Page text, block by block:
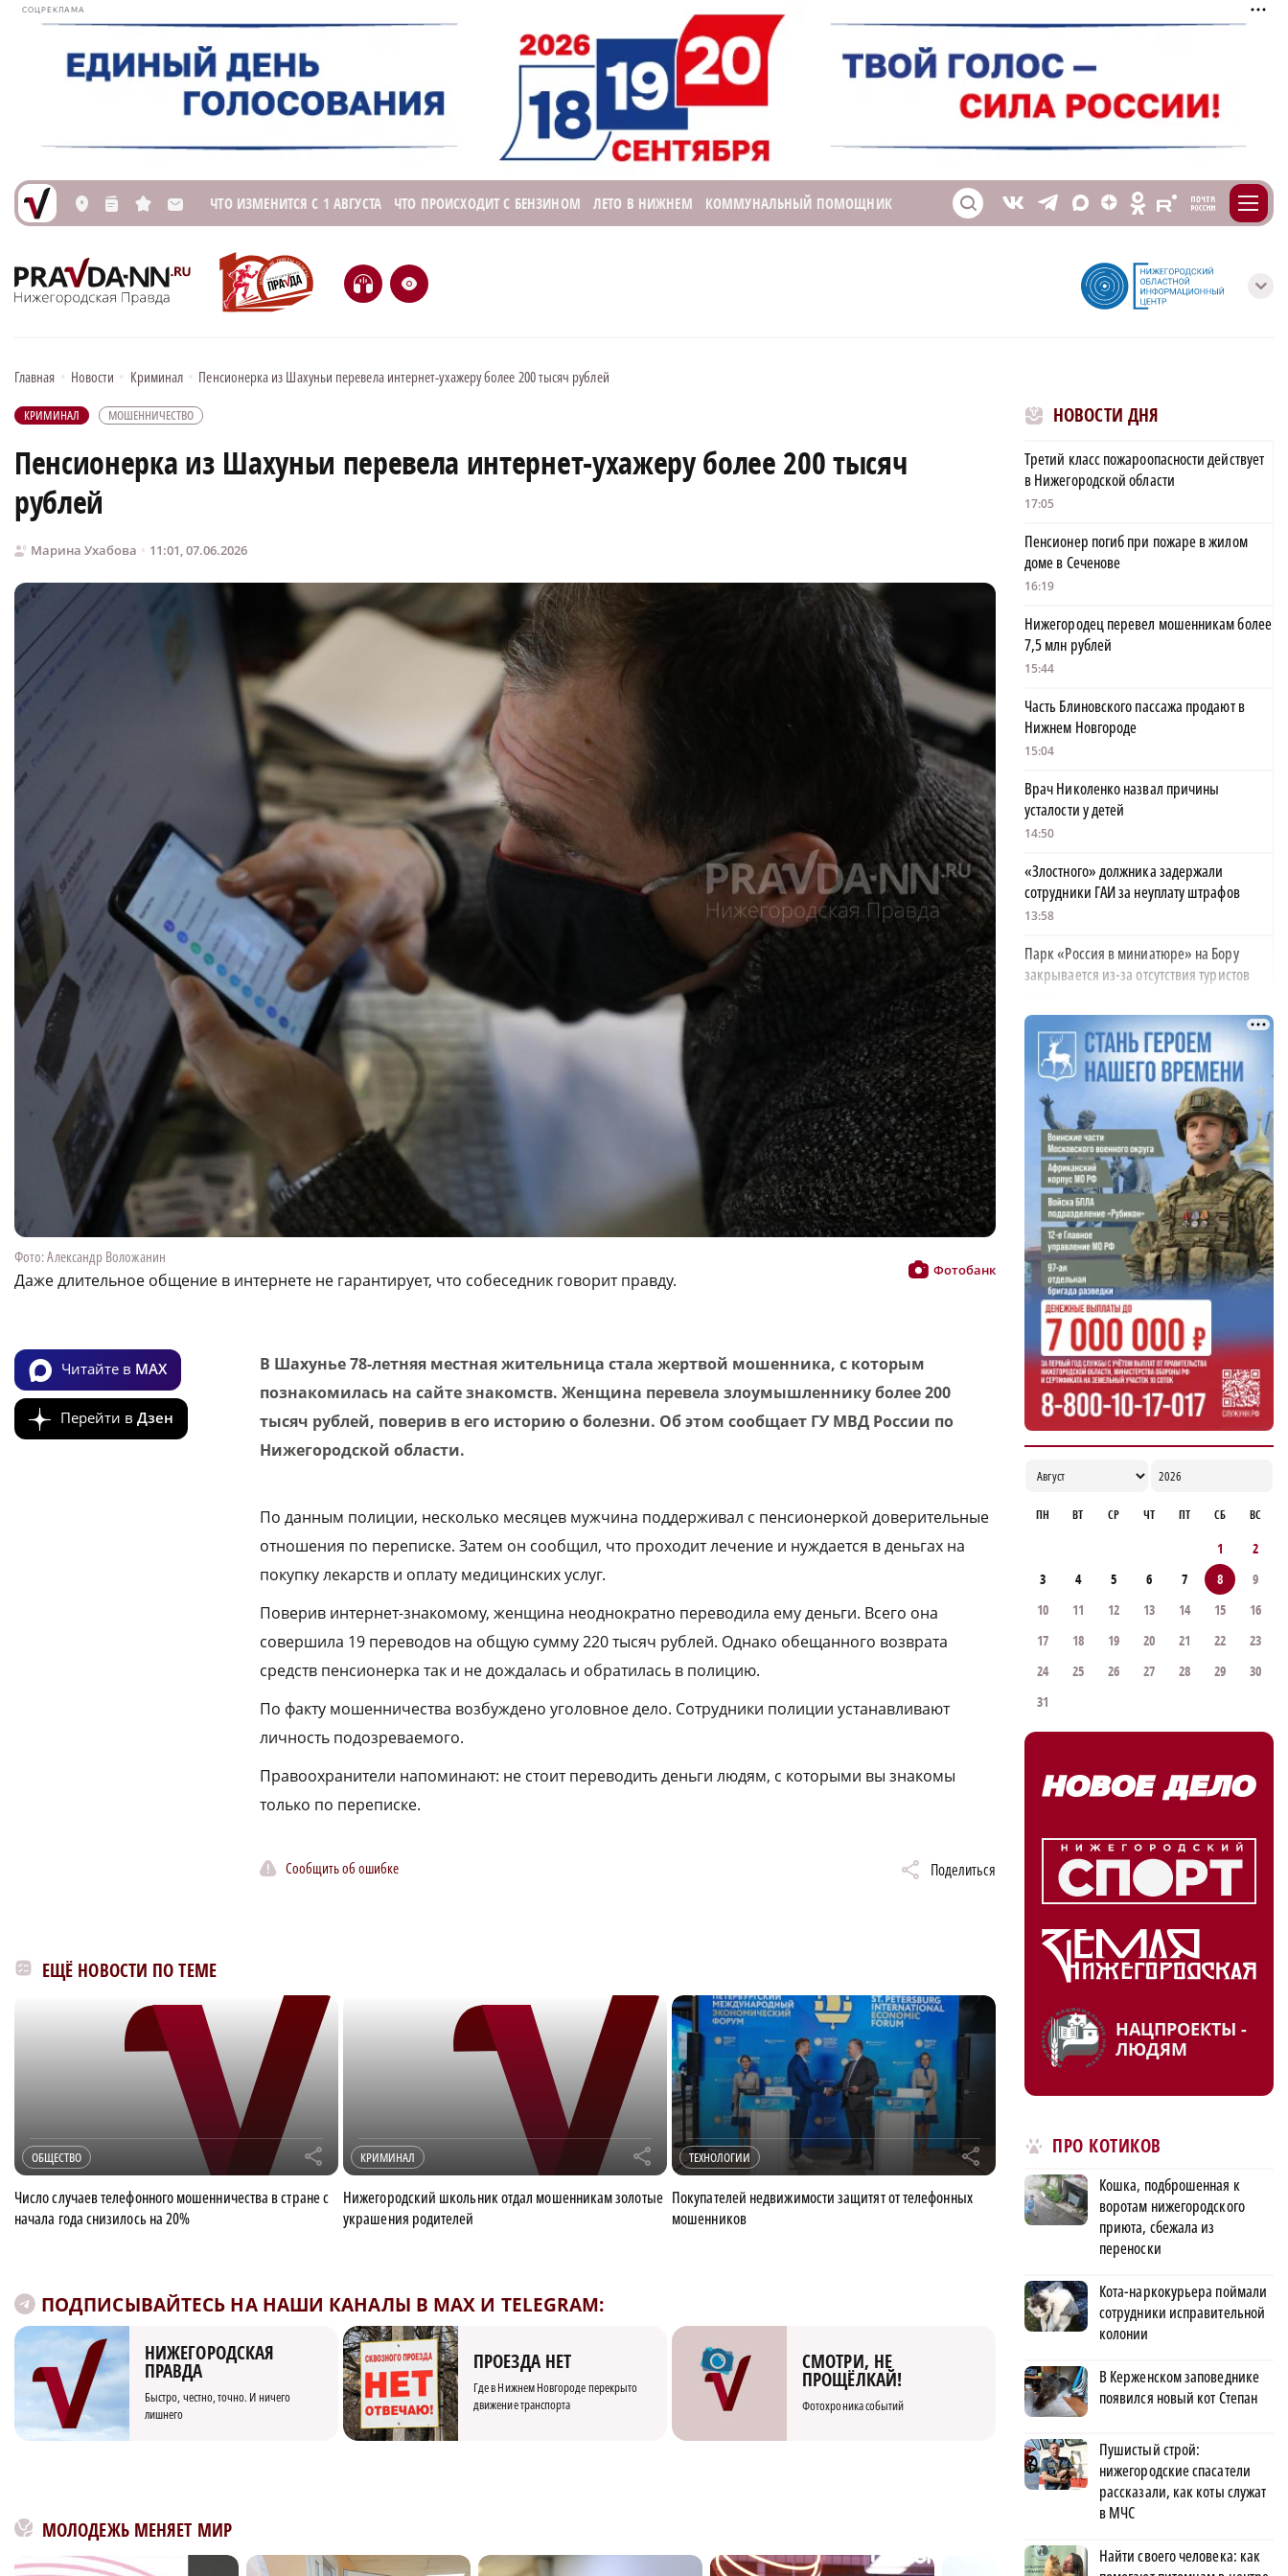
СОЦРЕКЛАМА
L n s M ЧТО ИЗМЕНИТСЯ С 1 АВГУСТА ЧТО ПРОИСХОДИТ С БЕНЗИНОМ ЛЕТО В НИЖНЕМ КОММУНАЛЬНЫЙ ПОМОЩНИК S V T X Z O E m
H e с
Главная • Новости • Криминал • Пенсионерка из Шахуньи перевела интернет-ухажеру более 200 тысяч рублей
КРИМИНАЛ МОШЕННИЧЕСТВО
Пенсионерка из Шахуньи перевела интернет-ухажеру более 200 тысяч
рублей
Марина Ухабова 11:01, 07.06.2026
Фото: Александр Воложанин
Даже длительное общение в интернете не гарантирует, что собеседник говорит правду. Фотобанк
Читайте в MAX
Перейти в Дзен
В Шахунье 78-летняя местная жительница стала жертвой мошенника, с которым
познакомилась на сайте знакомств. Женщина перевела злоумышленнику более 200
тысяч рублей, поверив в его историю о болезни. Об этом сообщает ГУ МВД России по
Нижегородской области.
По данным полиции, несколько месяцев мужчина поддерживал с пенсионеркой доверительные
отношения по переписке. Затем он сообщил, что проходит лечение и нуждается в деньгах на
покупку лекарств и оплату медицинских услуг.
Поверив интернет-знакомому, женщина неоднократно переводила ему деньги. Всего она
совершила 19 переводов на общую сумму 220 тысяч рублей. Однако обещанного возврата
средств пенсионерка так и не дождалась и обратилась в полицию.
По факту мошенничества возбуждено уголовное дело. Сотрудники полиции устанавливают
личность подозреваемого.
Правоохранители напоминают: не стоит переводить деньги людям, с которыми вы знакомы
только по переписке.
Сообщить об ошибке Поделиться
ЕЩЁ НОВОСТИ ПО ТЕМЕ
ОБЩЕСТВО r
Число случаев телефонного мошенничества в стране с
начала года снизилось на 20%
КРИМИНАЛ r
Нижегородский школьник отдал мошенникам золотые
украшения родителей
ТЕХНОЛОГИИ r
Покупателей недвижимости защитят от телефонных
мошенников
ПОДПИСЫВАЙТЕСЬ НА НАШИ КАНАЛЫ В MAX И TELEGRAM:
НИЖЕГОРОДСКАЯ
ПРАВДА
Быстро, честно, точно. И ничего
лишнего
ПРОЕЗДА НЕТ
Где в Нижнем Новгороде перекрыто
движение транспорта
СМОТРИ, НЕ
ПРОЩЁЛКАЙ!
Фотохроника событий
МОЛОДЕЖЬ МЕНЯЕТ МИР
НОВОСТИ ДНЯ
Третий класс пожароопасности действует
в Нижегородской области
17:05
Пенсионер погиб при пожаре в жилом
доме в Сеченове
16:19
Нижегородец перевел мошенникам более
7,5 млн рублей
15:44
Часть Блиновского пассажа продают в
Нижнем Новгороде
15:04
Врач Николенко назвал причины
усталости у детей
14:50
«Злостного» должника задержали
сотрудники ГАИ за неуплату штрафов
13:58
Парк «Россия в миниатюре» на Бору
закрывается из-за отсутствия туристов
Найти своего человека: как помогают
питомцам в центре «Планета кошек»
13:00
У нижегородских абитуриентов стали
популярны инженерные направления
12:48
Как помощь людям стала главным делом
жизни для нижегородской студентки
12:47
ПН ВТ СР ЧТ ПТ СБ ВС
1
2
3
4 5 6 7 8
9
10
11 12 13 14 15
16
17
18 19 20 21 22
23
24
25 26 27 28 29
30
31
НАЦПРОЕКТЫ -
ЛЮДЯМ
ПРО КОТИКОВ
Кошка, подброшенная к
воротам нижегородского
приюта, сбежала из
переноски
Кота-наркокурьера поймали
сотрудники исправительной
колонии
В Керженском заповеднике
появился новый кот Степан
Пушистый строй:
нижегородские спасатели
рассказали, как коты служат
в МЧС
Найти своего человека: как